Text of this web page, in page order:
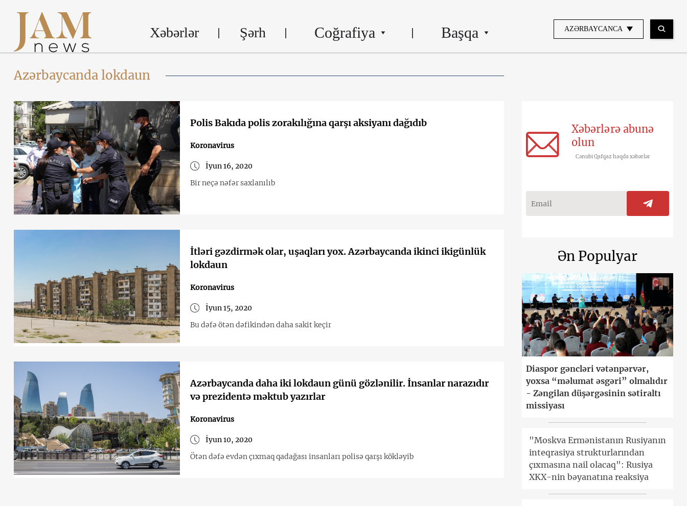
Xəbərlər Şərh Coğrafiya Başqa AZƏRBAYCANCA
Azərbaycanda lokdaun
Polis Bakıda polis zorakılığına qarşı aksiyanı dağıdıb
Koronavirus
İyun 16, 2020
Bir neçə nəfər saxlanılıb
İtləri gəzdirmək olar, uşaqları yox. Azərbaycanda ikinci ikigünlük
lokdaun
Koronavirus
İyun 15, 2020
Bu dəfə ötən dəfikindən daha sakit keçir
Azərbaycanda daha iki lokdaun günü gözlənilir. İnsanlar narazıdır
və prezidentə məktub yazırlar
Koronavirus
İyun 10, 2020
Ötən dəfə evdən çıxmaq qadağası insanları polisə qarşı kökləyib
Xəbərlərə abunə
olun
Cənubi Qafqaz haqda xəbərlər
Ən Populyar
Diaspor gəncləri vətənpərvər,
yoxsa “məlumat əsgəri” olmalıdır
- Zəngilan düşərgəsinin sətiraltı
missiyası
"Moskva Ermənistanın Rusiyanın
inteqrasiya strukturlarından
çıxmasına nail olacaq": Rusiya
XKX-nin bəyanatına reaksiya